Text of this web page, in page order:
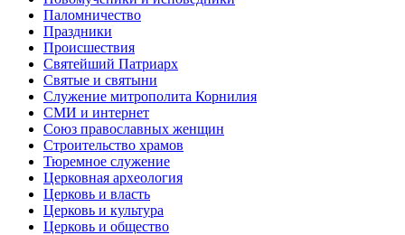
Паломничество
Праздники
Происшествия
Святейший Патриарх
Святые и святыни
Служение митрополита Корнилия
СМИ и интернет
Союз православных женщин
Строительство храмов
Тюремное служение
Церковная археология
Церковь и власть
Церковь и культура
Церковь и общество